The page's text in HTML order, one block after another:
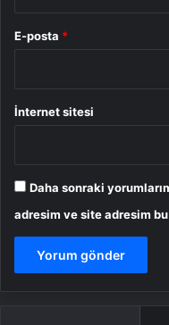
E-posta *
İnternet sitesi
Daha sonraki
adresim ve site adresim